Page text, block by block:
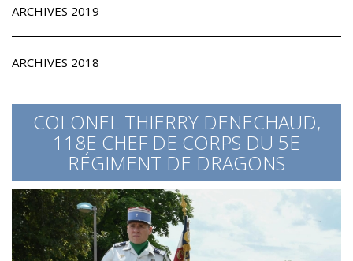
ARCHIVES 2019
ARCHIVES 2018
COLONEL THIERRY DENECHAUD,
118E CHEF DE CORPS DU 5E
RÉGIMENT DE DRAGONS